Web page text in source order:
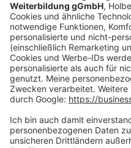
Vertrag widerrufen
Zahlungsarten
Social Media